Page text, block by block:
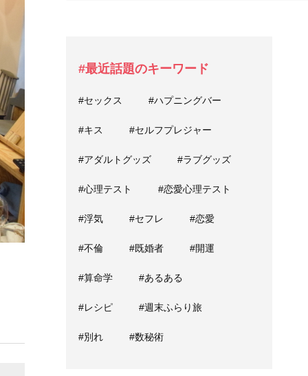
#最近話題のキーワード
#セックス #ハプニングバー
#キス #セルフプレジャー
#アダルトグッズ #ラブグッズ
#心理テスト #恋愛心理テスト
#浮気 #セフレ #恋愛
#不倫 #既婚者 #開運
#算命学 #あるある
#レシピ #週末ふらり旅
#別れ #数秘術